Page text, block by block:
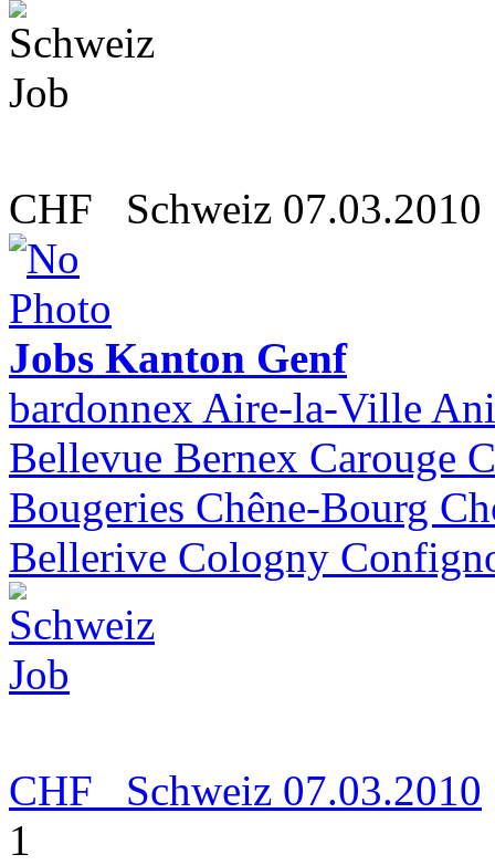
CHF Schweiz 07.03.2010
Jobs Kanton Genf
bardonnex Aire-la-Ville
Bellevue Bernex Carouge
Bougeries Chêne-Bourg
Bellerive Cologny
CHF Schweiz 07.03.2010
1